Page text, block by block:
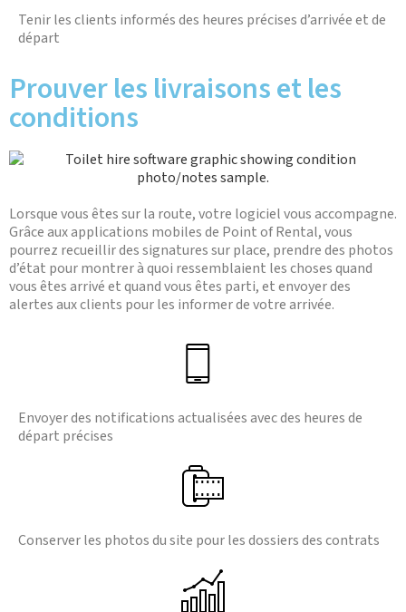
Tenir les clients informés des heures précises d’arrivée et de
départ
Prouver les livraisons et les
conditions
Lorsque vous êtes sur la route, votre logiciel vous accompagne.
Grâce aux applications mobiles de Point of Rental, vous
pourrez recueillir des signatures sur place, prendre des photos
d’état pour montrer à quoi ressemblaient les choses quand
vous êtes arrivé et quand vous êtes parti, et envoyer des
alertes aux clients pour les informer de votre arrivée.
Envoyer des notifications actualisées avec des heures de
départ précises
Conserver les photos du site pour les dossiers des contrats